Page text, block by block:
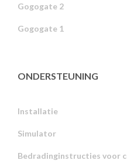
Gogogate 2
Gogogate 1
ONDERSTEUNING
Installatie
Simulator
Bedradinginstructies voor